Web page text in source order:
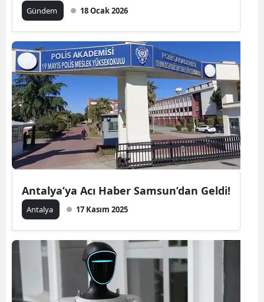
Gündem 18 Ocak 2026
Antalya’ya Acı Haber Samsun’dan Geldi!
Antalya 17 Kasım 2025